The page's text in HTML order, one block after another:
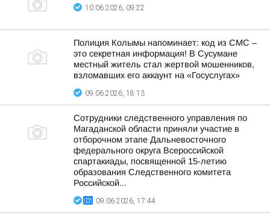
10.06.2026, 09:22
Полиция Колымы напоминает: код из СМС –
это секретная информация! В Сусумане
местный житель стал жертвой мошенников,
взломавших его аккаунт на «Госуслугах»
09.06.2026, 18:13
Сотрудники следственного управления по
Магаданской области приняли участие в
отборочном этапе Дальневосточного
федерального округа Всероссийской
спартакиады, посвященной 15-летию
образования Следственного комитета
Российской...
09.06.2026, 17:44